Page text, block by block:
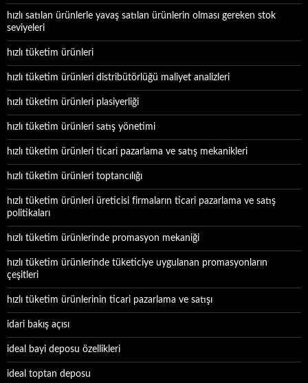
hızlı satılan ürünlerle yavaş satılan ürünlerin olması gereken stok
seviyeleri
hızlı tüketim ürünleri
hızlı tüketim ürünleri distribütörlüğü maliyet analizleri
hızlı tüketim ürünleri plasiyerliği
hızlı tüketim ürünleri satış yönetimi
hızlı tüketim ürünleri ticari pazarlama ve satış mekanikleri
hızlı tüketim ürünleri toptancılığı
hızlı tüketim ürünleri üreticisi firmaların ticari pazarlama ve satış
politikaları
hızlı tüketim ürünlerinde promasyon mekaniği
hızlı tüketim ürünlerinde tüketiciye uygulanan promasyonların
çeşitleri
hızlı tüketim ürünlerinin ticari pazarlama ve satışı
idari bakış açısı
ideal bayi deposu özellikleri
ideal toptan deposu